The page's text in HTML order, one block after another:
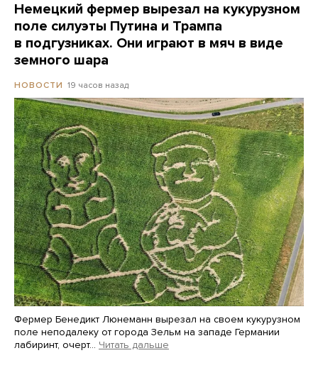
Немецкий фермер вырезал на кукурузном
поле силуэты Путина и Трампа
в подгузниках. Они играют в мяч в виде
земного шара
НОВОСТИ 19 часов назад
Фермер Бенедикт Люнеманн вырезал на своем кукурузном
поле неподалеку от города Зельм на западе Германии
лабиринт, очерт… Читать дальше